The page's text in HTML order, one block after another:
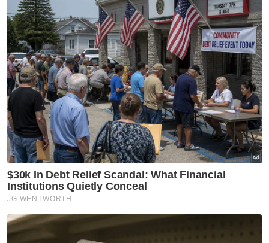
KHSB, Rasuah Busters jalin
kerjasama PSA perkasa budaya
antirasuah
Rasuah Busters
Usaha perkasa integriti perlu
komitmen semua agensi -
JBPM
Rasuah Busters
Jelajah Antirasuah MARA
diteruskan perkukuh budaya
integriti